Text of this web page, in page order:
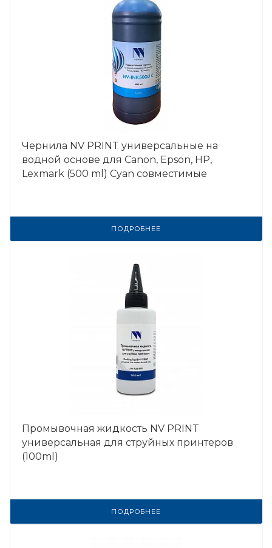
Чернила NV PRINT универсальные на
водной основе для Сanon, Epson, НР,
Lexmark (500 ml) Cyan совместимые
ПОДРОБНЕЕ
Промывочная жидкость NV PRINT
универсальная для струйных принтеров
(100ml)
ПОДРОБНЕЕ